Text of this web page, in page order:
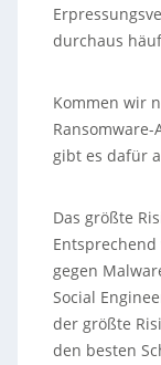
durchaus
Kommen wir
gibt es dafür
Das größte
gegen
Social
der größte
den besten